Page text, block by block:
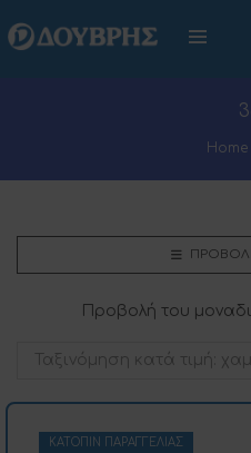
Home
Προβολή του
Ταξινόμηση κατά τιμή:
ΚΑΤΌΠΙΝ ΠΑΡΑΓΓΕΛΊΑΣ